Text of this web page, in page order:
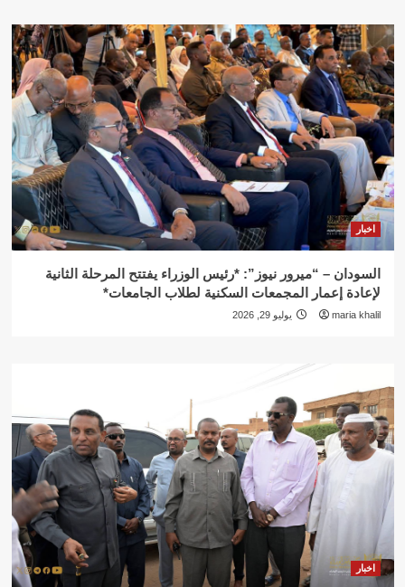
اخبار
السودان – “ميرور نيوز”: *رئيس الوزراء يفتتح المرحلة الثانية
لإعادة إعمار المجمعات السكنية لطلاب الجامعات*
maria khalil يوليو 29, 2026
اخبار